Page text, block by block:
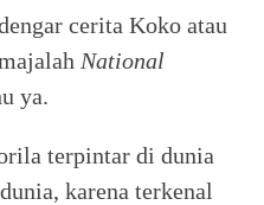
cerita Koko atau
National
ya.
terpintar di dunia
karena terkenal